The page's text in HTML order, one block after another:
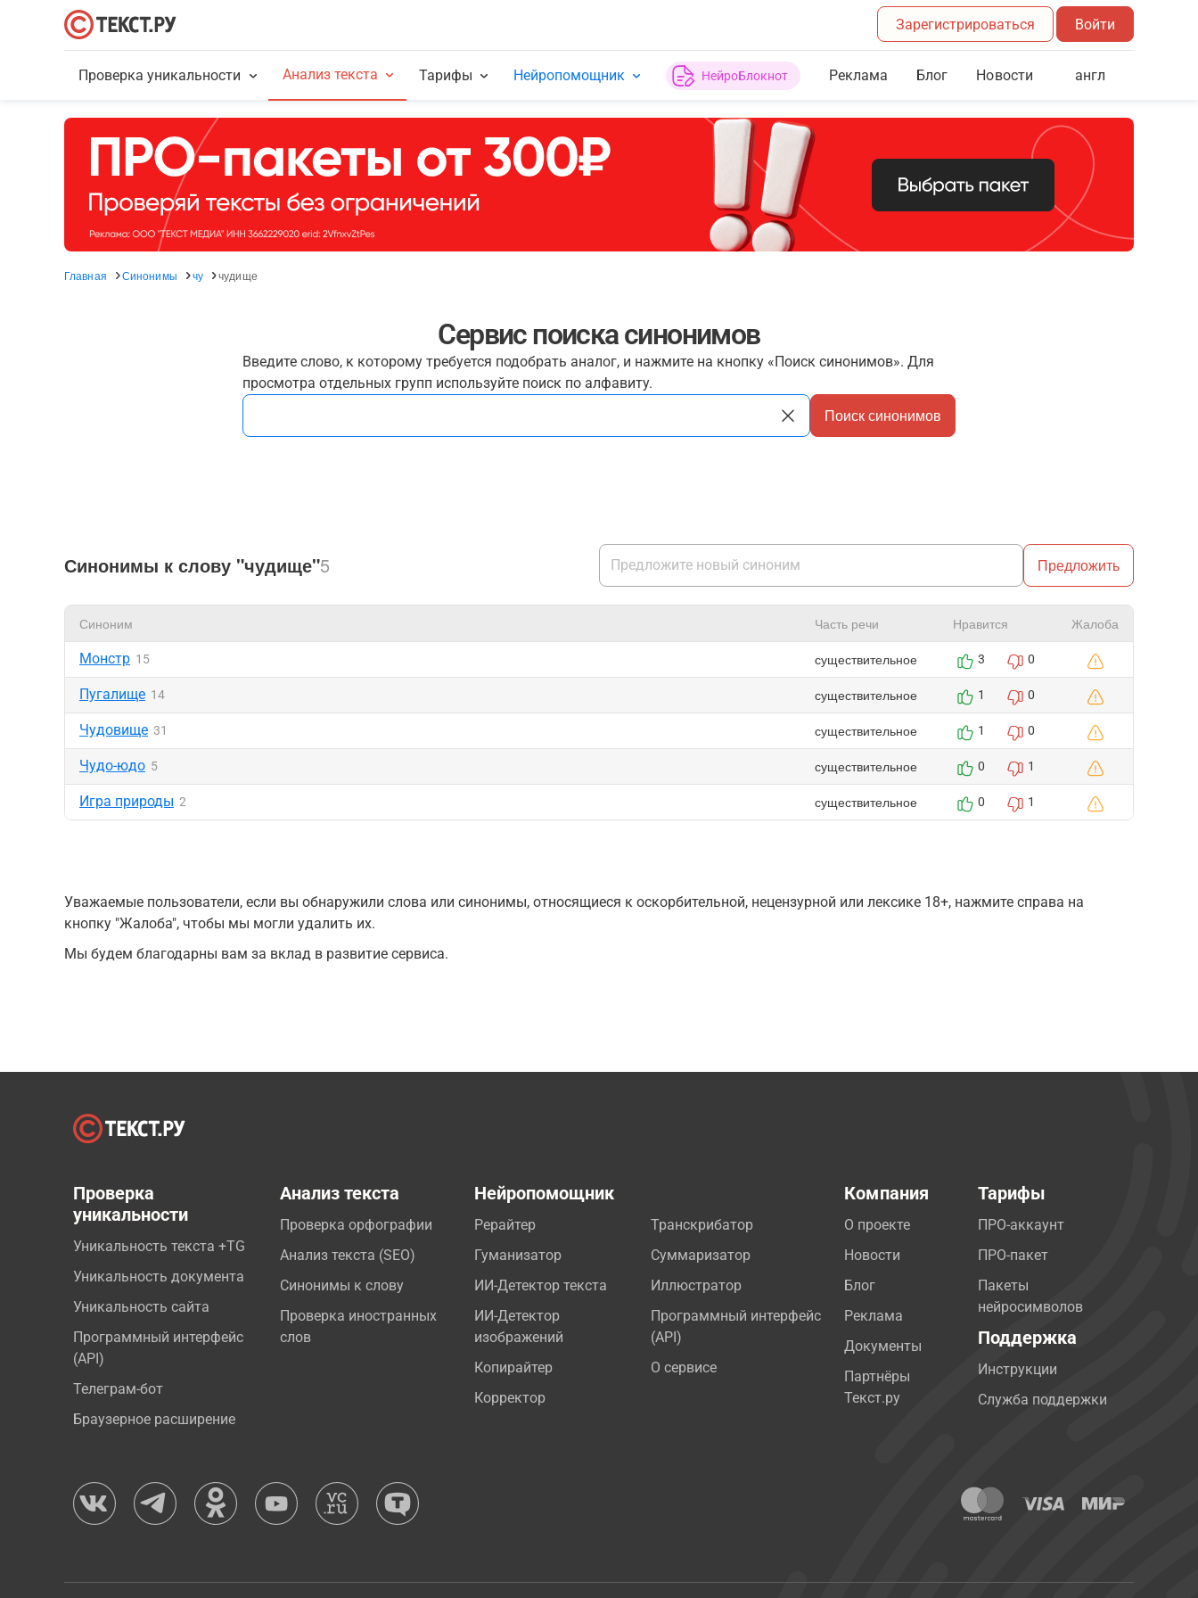
Зарегистрироваться Войти
Проверка уникальности Анализ текста Тарифы Нейропомощник НейроБлокнот Реклама Блог Новости англ
Главная Синонимы чу чудище
Сервис поиска синонимов
Введите слово, к которому требуется подобрать аналог, и нажмите на кнопку «Поиск синонимов». Для
просмотра отдельных групп используйте поиск по алфавиту.
Поиск синонимов
Синонимы к слову "чудище"5 Предложить
Синоним Часть речи Нравится Жалоба
Монстр 15 существительное 3 0
Пугалище 14 существительное 1 0
Чудовище 31 существительное 1 0
Чудо-юдо 5 существительное 0 1
Игра природы 2 существительное 0 1
Уважаемые пользователи, если вы обнаружили слова или синонимы, относящиеся к оскорбительной, нецензурной или лексике 18+, нажмите справа на
кнопку "Жалоба", чтобы мы могли удалить их.
Мы будем благодарны вам за вклад в развитие сервиса.
Проверка
уникальности
Уникальность текста +TG
Уникальность документа
Уникальность сайта
Программный интерфейс
(API)
Телеграм-бот
Браузерное расширение
Анализ текста
Проверка орфографии
Анализ текста (SEO)
Синонимы к слову
Проверка иностранных
слов
Нейропомощник
Рерайтер
Гуманизатор
ИИ-Детектор текста
ИИ-Детектор
изображений
Копирайтер
Корректор
Транскрибатор
Суммаризатор
Иллюстратор
Программный интерфейс
(API)
О сервисе
Компания
О проекте
Новости
Блог
Реклама
Документы
Партнёры
Текст.ру
Тарифы
ПРО-аккаунт
ПРО-пакет
Пакеты
нейросимволов
Поддержка
Инструкции
Служба поддержки